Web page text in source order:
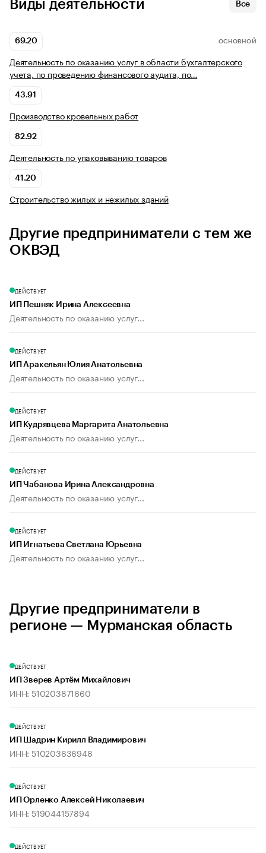
Виды деятельности Все
69.20 ОСНОВНОЙ
Деятельность по оказанию услуг в области бухгалтерского
учета, по проведению финансового аудита, по…
43.91
Производство кровельных работ
82.92
Деятельность по упаковыванию товаров
41.20
Строительство жилых и нежилых зданий
Другие предприниматели с тем же
ОКВЭД
ДЕЙСТВУЕТ
ИП Пешняк Ирина Алексеевна
Деятельность по оказанию услуг...
ДЕЙСТВУЕТ
ИП Аракельян Юлия Анатольевна
Деятельность по оказанию услуг...
ДЕЙСТВУЕТ
ИП Кудрявцева Маргарита Анатольевна
Деятельность по оказанию услуг...
ДЕЙСТВУЕТ
ИП Чабанова Ирина Александровна
Деятельность по оказанию услуг...
ДЕЙСТВУЕТ
ИП Игнатьева Светлана Юрьевна
Деятельность по оказанию услуг...
Другие предприниматели в
регионе — Мурманская область
ДЕЙСТВУЕТ
ИП Зверев Артём Михайлович
ИНН: 510203871660
ДЕЙСТВУЕТ
ИП Шадрин Кирилл Владимирович
ИНН: 510203636948
ДЕЙСТВУЕТ
ИП Орленко Алексей Николаевич
ИНН: 519044157894
ДЕЙСТВУЕТ